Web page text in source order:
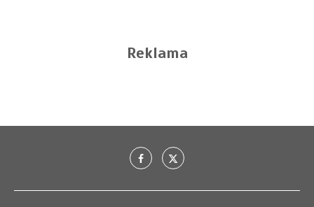
Reklama